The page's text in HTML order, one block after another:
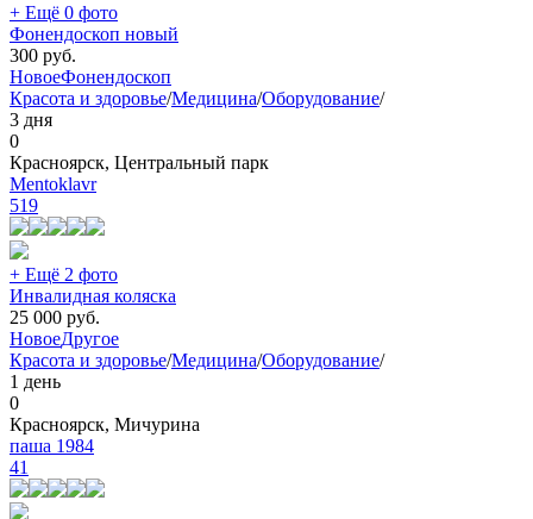
+ Ещё 0 фото
Фонендоскоп новый
300 руб.
НовоеФонендоскоп
Красота и здоровье/Медицина/Оборудование/
3 дня
0
Красноярск, Центральный парк
Mentoklavr
519
+ Ещё 2 фото
Инвалидная коляска
25 000 руб.
НовоеДругое
Красота и здоровье/Медицина/Оборудование/
1 день
0
Красноярск, Мичурина
паша 1984
41